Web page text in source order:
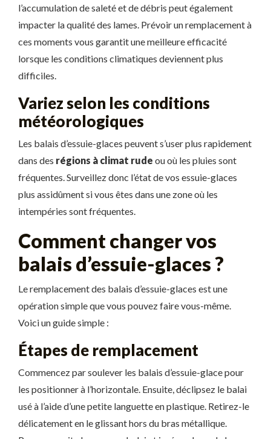
l’accumulation de saleté et de débris peut également
impacter la qualité des lames. Prévoir un remplacement à
ces moments vous garantit une meilleure efficacité
lorsque les conditions climatiques deviennent plus
difficiles.
Variez selon les conditions
météorologiques
Les balais d’essuie-glaces peuvent s’user plus rapidement
dans des régions à climat rude ou où les pluies sont
fréquentes. Surveillez donc l’état de vos essuie-glaces
plus assidûment si vous êtes dans une zone où les
intempéries sont fréquentes.
Comment changer vos
balais d’essuie-glaces ?
Le remplacement des balais d’essuie-glaces est une
opération simple que vous pouvez faire vous-même.
Voici un guide simple :
Étapes de remplacement
Commencez par soulever les balais d’essuie-glace pour
les positionner à l’horizontale. Ensuite, déclipsez le balai
usé à l’aide d’une petite languette en plastique. Retirez-le
délicatement en le glissant hors du bras métallique.